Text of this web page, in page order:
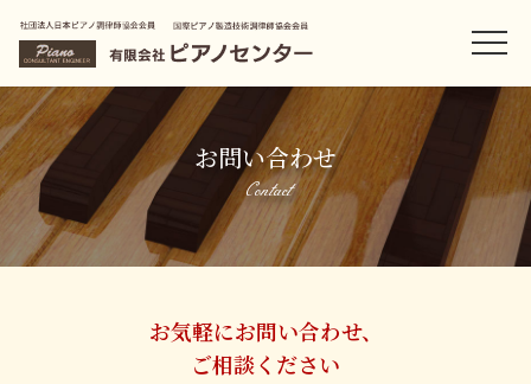
お問い合わせ
Contact
お気軽にお問い合わせ、
ご相談ください